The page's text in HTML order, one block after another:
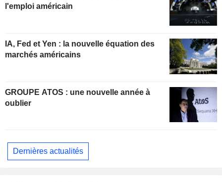
l'emploi américain
IA, Fed et Yen : la nouvelle équation des
marchés américains
GROUPE ATOS : une nouvelle année à
oublier
Dernières actualités